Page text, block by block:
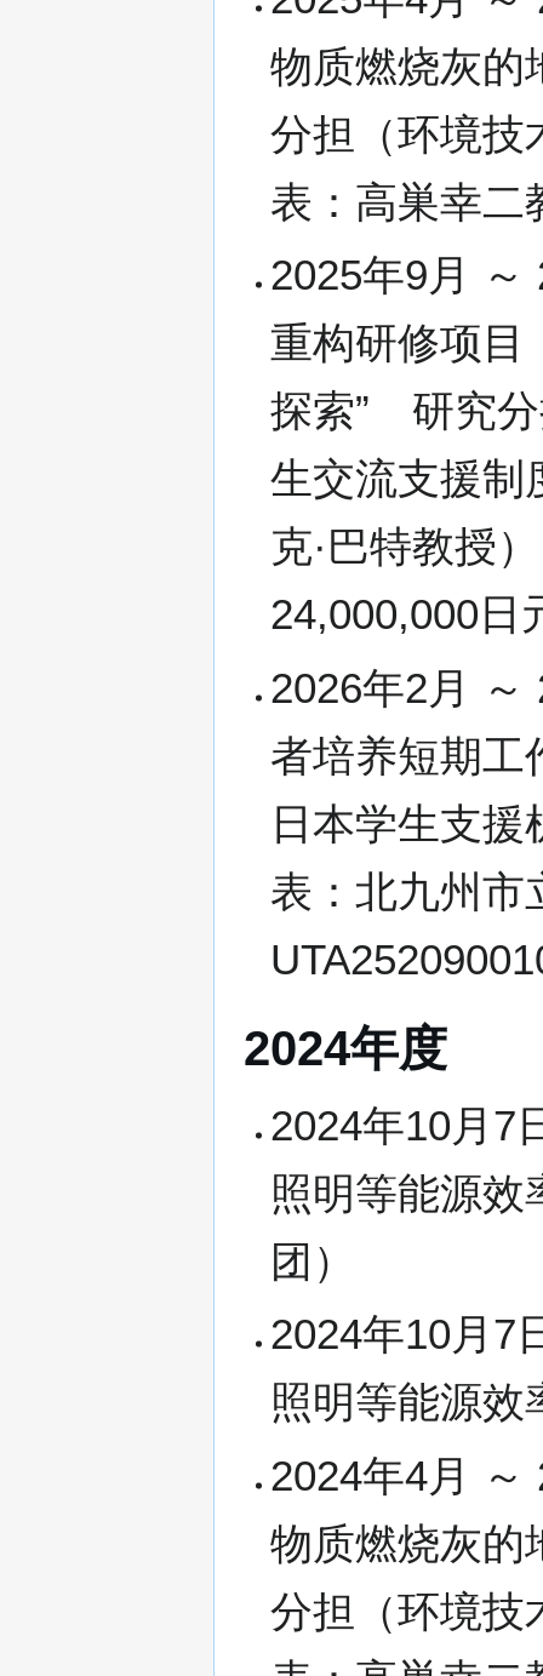
物质燃烧灰
分担（环境技
表：高巣幸二
2025年9月
重构研修项目
探索” 研究分
生交流支援制
克·巴特教授
24,000,000日
2026年2月
者培养短期
日本学生支
表：北九州
2024年度
2024年10月7
照明等能源
团）
2024年10月7
照明等能源
2024年4月
物质燃烧灰
分担（环境技